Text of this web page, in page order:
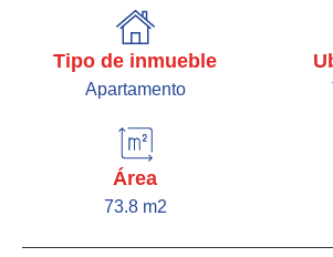
Tipo de inmueble
Apartamento
Área
73.8 m2